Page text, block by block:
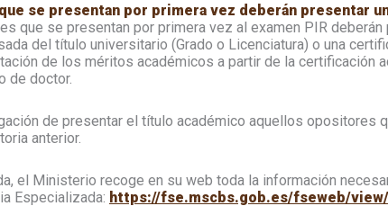
se presentan por primera vez deberán presentar
que se presentan por primera vez al examen PIR deberán
del título universitario (Grado o Licenciatura) o una
de los méritos académicos a partir de la certificación
de doctor.
de presentar el título académico aquellos opositores
anterior.
el Ministerio recoge en su web toda la información
Especializada: https://fse.mscbs.gob.es/fseweb/view/